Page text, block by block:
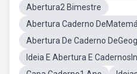
Abertura2 Bimestre
Abertura Caderno
Abertura De Caderno
Ideia E Abertura E